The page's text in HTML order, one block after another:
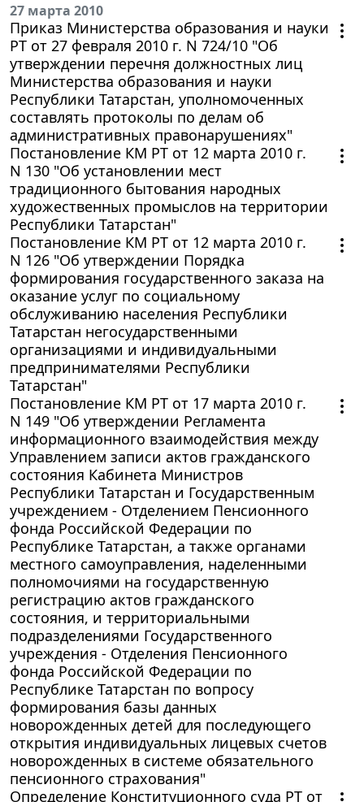
27 марта 2010
Приказ Министерства образования и науки
РТ от 27 февраля 2010 г. N 724/10 "Об
утверждении перечня должностных лиц
Министерства образования и науки
Республики Татарстан, уполномоченных
составлять протоколы по делам об
административных правонарушениях"
Постановление КМ РТ от 12 марта 2010 г.
N 130 "Об установлении мест
традиционного бытования народных
художественных промыслов на территории
Республики Татарстан"
Постановление КМ РТ от 12 марта 2010 г.
N 126 "Об утверждении Порядка
формирования государственного заказа на
оказание услуг по социальному
обслуживанию населения Республики
Татарстан негосударственными
организациями и индивидуальными
предпринимателями Республики
Татарстан"
Постановление КМ РТ от 17 марта 2010 г.
N 149 "Об утверждении Регламента
информационного взаимодействия между
Управлением записи актов гражданского
состояния Кабинета Министров
Республики Татарстан и Государственным
учреждением - Отделением Пенсионного
фонда Российской Федерации по
Республике Татарстан, а также органами
местного самоуправления, наделенными
полномочиями на государственную
регистрацию актов гражданского
состояния, и территориальными
подразделениями Государственного
учреждения - Отделения Пенсионного
фонда Российской Федерации по
Республике Татарстан по вопросу
формирования базы данных
новорожденных детей для последующего
открытия индивидуальных лицевых счетов
новорожденных в системе обязательного
пенсионного страхования"
Определение Конституционного суда РТ от